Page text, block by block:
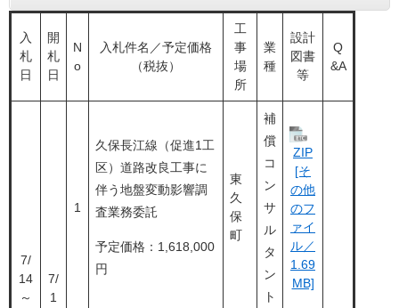
入
札
日
開
札
日
N
o
入札件名／予定価格
（税抜）
工
事
場
所
業
種
設計
図書
等
Q
&A
7/
14
～
7/
1
1
久保長江線（促進1工
区）道路改良工事に
伴う地盤変動影響調
査業務委託
予定価格：1,618,000
円
東
久
保
町
補
償
コ
ン
サ
ル
タ
ン
ト
ZIP
[そ
の他
のフ
ァイ
ル／
1.69
MB]